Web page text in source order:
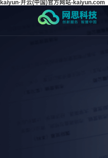
kaiyun·开云(中国)官方网站-kaiyun.com